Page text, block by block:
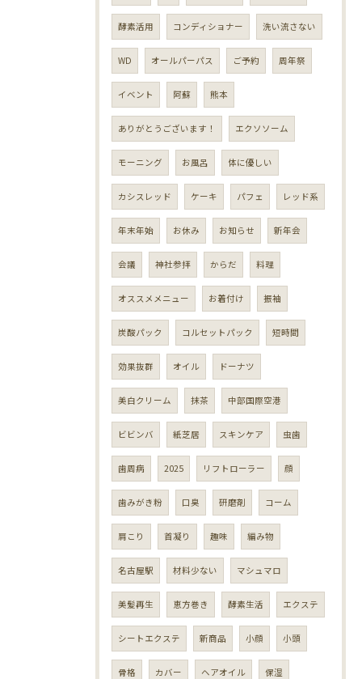
酵素活用 コンディショナー 洗い流さない
WD オールパーパス ご予約 周年祭
イベント 阿蘇 熊本
ありがとうございます！ エクソソーム
モーニング お風呂 体に優しい
カシスレッド ケーキ パフェ レッド系
年末年始 お休み お知らせ 新年会
会議 神社参拝 からだ 料理
オススメメニュー お着付け 振袖
炭酸パック コルセットパック 短時間
効果抜群 オイル ドーナツ
美白クリーム 抹茶 中部国際空港
ビビンバ 紙芝居 スキンケア 虫歯
歯周病 2025 リフトローラー 顔
歯みがき粉 口臭 研磨剤 コーム
肩こり 首凝り 趣味 編み物
名古屋駅 材料少ない マシュマロ
美髪再生 恵方巻き 酵素生活 エクステ
シートエクステ 新商品 小顔 小頭
骨格 カバー ヘアオイル 保湿